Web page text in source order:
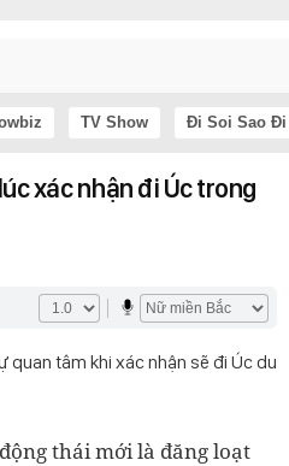
TV Show Đi Soi Sao Đi
xác nhận đi Úc trong
quan tâm khi xác nhận sẽ đi Úc du
thái mới là đăng loạt